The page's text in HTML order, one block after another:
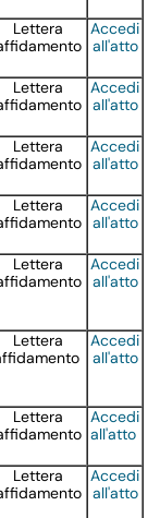
Lettera
Accedi
all'atto
Lettera
Accedi
all'atto
Lettera
Accedi
all'atto
Lettera
Accedi
all'atto
Lettera
Accedi
all'atto
Lettera
Accedi
all'atto
Lettera
Accedi
all'atto
Lettera
Accedi
all'atto